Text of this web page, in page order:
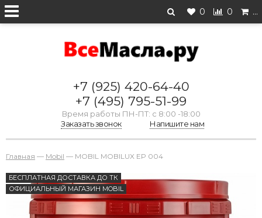
0 0 …
+7 (925) 420-64-40
+7 (495) 795-51-99
Время работы ПН-ПТ: с 8:00 -18:00
Заказать звонок
Напишите нам
Главная — Mobil — MOBIL MOBILUX EP 004
БЕСПЛАТНАЯ ДОСТАВКА ДО ТК
ОФИЦИАЛЬНЫЙ МАГАЗИН MOBIL